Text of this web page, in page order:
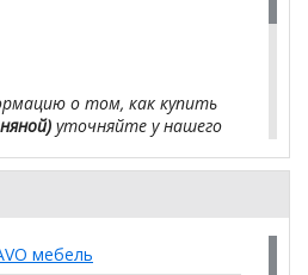
о том, как купить
уточняйте у нашего
интернет-магазинаи
в розничных магазинах-
мебель